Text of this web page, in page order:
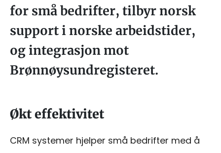
for små bedrifter, tilbyr norsk
support i norske arbeidstider,
og integrasjon mot
Brønnøysundregisteret.
Økt effektivitet
CRM systemer hjelper små bedrifter med å